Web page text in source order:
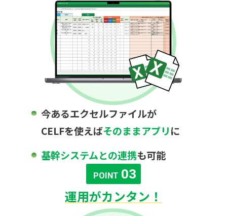
今あるエクセルファイルが
CELFを使えばそのままアプリに
基幹システムとの連携も可能
POINT 03
運用がカンタン！